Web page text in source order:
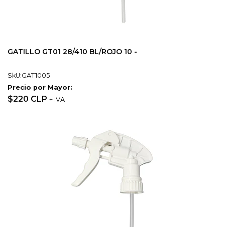
GATILLO GT01 28/410 BL/ROJO 10 -
SkU:GAT1005
Precio por Mayor:
$220 CLP + IVA